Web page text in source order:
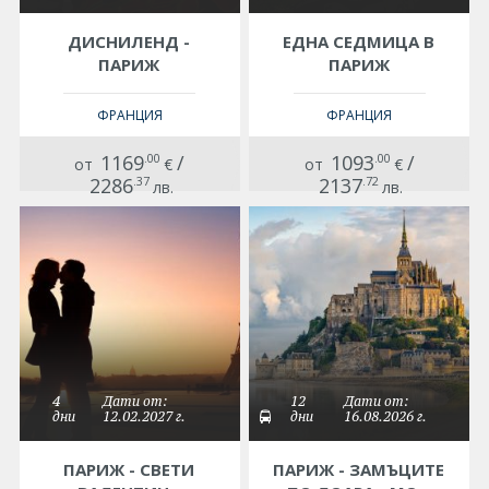
Празници в България
Предколедни
Великден 2026
ЕКЗОТИКА
Екзотични почивки
КРУИЗИ
САМОЛЕТНИ БИЛЕТИ
ХОТЕЛИ
Хотели в България
ДИСНИЛЕНД -
ПАРИЖ
ФРАНЦИЯ
от 1169.00 €/
2286.37 лв.
ЕДНА СЕДМИЦА В
ПАРИЖ
ФРАНЦИЯ
от 1093.00 € /
2137.72 лв.
4
дни
Дати от:
12.02.2027 г.
ПАРИЖ - СВЕТИ
12
дни
Дати от:
16.08.2026 г.
ПАРИЖ - ЗАМЪЦИТЕ